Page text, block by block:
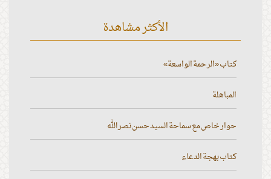
الأكثر مشاهدة
كتاب «الرحمة الواسعة»
المباهلة
حوار خاص مع سماحة السيد حسن نصر الله
كتاب بهجة الدعاء